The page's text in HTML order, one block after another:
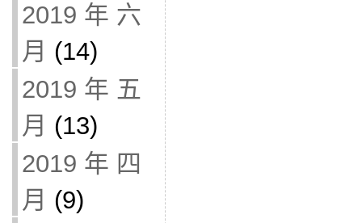
2019 年 六
月 (14)
2019 年 五
月 (13)
2019 年 四
月 (9)